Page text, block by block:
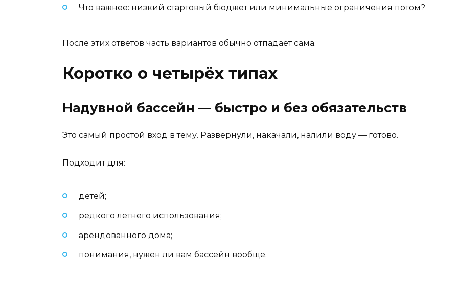
Что важнее: низкий стартовый бюджет или минимальные ограничения потом?
После этих ответов часть вариантов обычно отпадает сама.
Коротко о четырёх типах
Надувной бассейн — быстро и без обязательств
Это самый простой вход в тему. Развернули, накачали, налили воду — готово.
Подходит для:
детей;
редкого летнего использования;
арендованного дома;
понимания, нужен ли вам бассейн вообще.